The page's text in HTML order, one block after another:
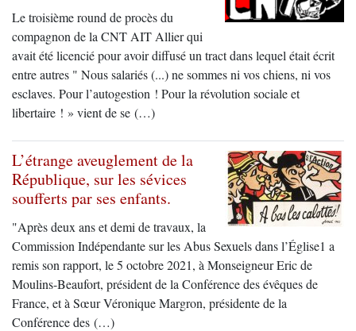
Le troisième round de procès du
compagnon de la CNT AIT Allier qui
avait été licencié pour avoir diffusé un tract dans lequel était écrit
entre autres " Nous salariés (...) ne sommes ni vos chiens, ni vos
esclaves. Pour l’autogestion ! Pour la révolution sociale et
libertaire ! » vient de se (…)
L’étrange aveuglement de la
République, sur les sévices
soufferts par ses enfants.
"Après deux ans et demi de travaux, la
Commission Indépendante sur les Abus Sexuels dans l’Église1 a
remis son rapport, le 5 octobre 2021, à Monseigneur Eric de
Moulins-Beaufort, président de la Conférence des évêques de
France, et à Sœur Véronique Margron, présidente de la
Conférence des (…)